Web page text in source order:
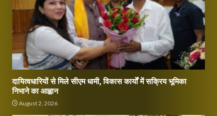
दायित्वधारियों से मिले सीएम धामी, विकास कार्यों में सक्रिय भूमिका
निभाने का आह्वान
August 2, 2026